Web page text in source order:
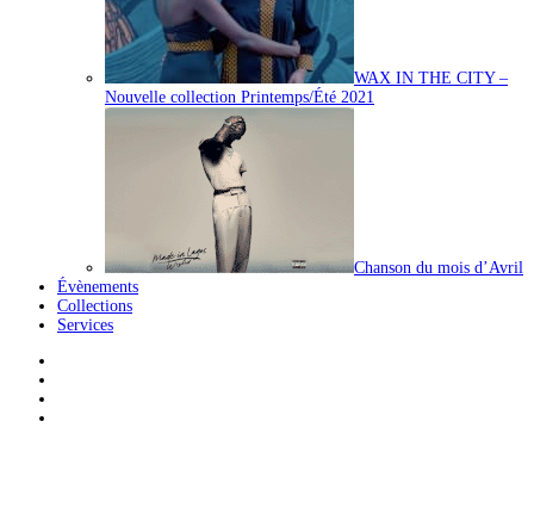
WAX IN THE CITY –
Nouvelle collection Printemps/Été 2021
Chanson du mois d’Avril
Évènements
Collections
Services